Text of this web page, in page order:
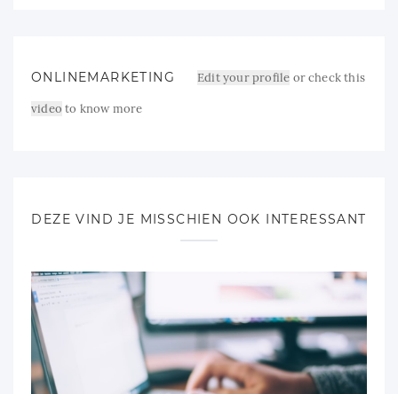
ONLINEMARKETING Edit your profile or check this
video to know more
DEZE VIND JE MISSCHIEN OOK INTERESSANT